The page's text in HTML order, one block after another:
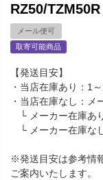
RZ50/
メール便可
取寄可能商品
【発送目安】
・当店在庫あり：1
・当店在庫なし：メ
└ メーカー在庫あ
└ メーカー在庫な
※発送目安は参考情
ご案内いたします。